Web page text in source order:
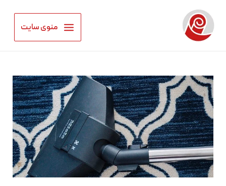
محتوا
منوی سایت